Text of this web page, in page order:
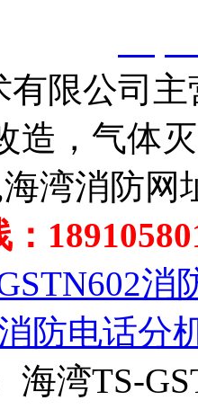
有限公司
造，气体
湾消防网
消
防电话分
海湾TS-